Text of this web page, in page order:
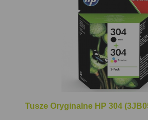
Tusze Oryginalne HP 304